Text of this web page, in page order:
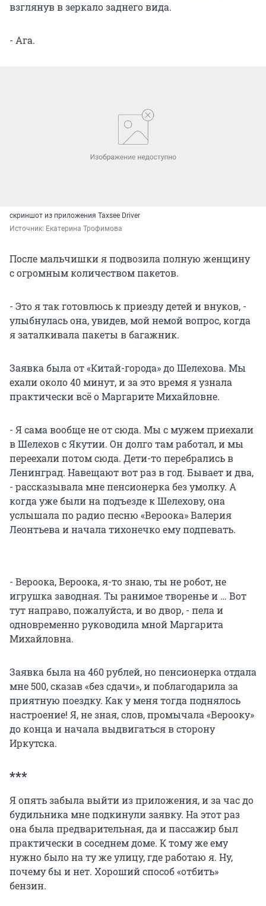
взглянув в зеркало заднего вида.
- Ага.
скриншот из приложения Taxsee Driver
Источник: Екатерина Трофимова
После мальчишки я подвозила полную женщину
с огромным количеством пакетов.
- Это я так готовлюсь к приезду детей и внуков, -
улыбнулась она, увидев, мой немой вопрос, когда
я заталкивала пакеты в багажник.
Заявка была от «Китай-города» до Шелехова. Мы
ехали около 40 минут, и за это время я узнала
практически всё о Маргарите Михайловне.
- Я сама вообще не от сюда. Мы с мужем приехали
в Шелехов с Якутии. Он долго там работал, и мы
переехали потом сюда. Дети-то перебрались в
Ленинград. Навещают вот раз в год. Бывает и два,
- рассказывала мне пенсионерка без умолку. А
когда уже были на подъезде к Шелехову, она
услышала по радио песню «Вероока» Валерия
Леонтьева и начала тихонечко ему подпевать.
- Вероока, Вероока, я-то знаю, ты не робот, не
игрушка заводная. Ты ранимое творенье и … Вот
тут направо, пожалуйста, и во двор, - пела и
одновременно руководила мной Маргарита
Михайловна.
Заявка была на 460 рублей, но пенсионерка отдала
мне 500, сказав «без сдачи», и поблагодарила за
приятную поездку. Как у меня тогда поднялось
настроение! Я, не зная, слов, промычала «Верооку»
до конца и начала выдвигаться в сторону
Иркутска.
***
Я опять забыла выйти из приложения, и за час до
будильника мне подкинули заявку. На этот раз
она была предварительная, да и пассажир был
практически в соседнем доме. К тому же ему
нужно было на ту же улицу, где работаю я. Ну,
почему бы и нет. Хороший способ «отбить»
бензин.